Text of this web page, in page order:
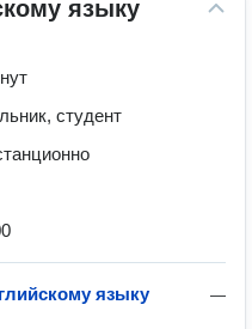
языку
студент
—
языку